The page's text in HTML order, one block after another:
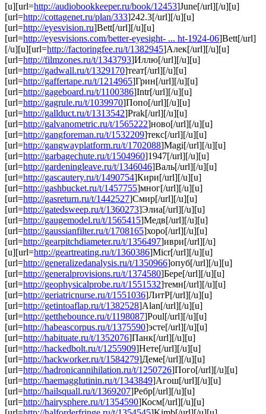
[u][url=http://audiobookkeeper.ru/book/12453]June[/url][/u][u]
[url=http://cottagenet.ru/plan/333]242.3[/url][/u][u]
[url=http://eyesvision.ru]Bett[/url][/u][u]
[url=http://eyesvisions.com/better-eyesight- ... ht-1924-06]Bett[/url]
[/u][u][url=http://factoringfee.ru/t/1382945]Алек[/url][/u][u]
[url=http://filmzones.ru/t/1343793]Иллю[/url][/u][u]
[url=http://gadwall.ru/t/1329170]теат[/url][/u][u]
[url=http://gaffertape.ru/t/1214965]Грин[/url][/u][u]
[url=http://gageboard.ru/t/1100386]Intr[/url][/u][u]
[url=http://gagrule.ru/t/1039970]Попо[/url][/u][u]
[url=http://gallduct.ru/t/1313542]Prak[/url][/u][u]
[url=http://galvanometric.ru/t/1565222]ново[/url][/u][u]
[url=http://gangforeman.ru/t/1532209]текс[/url][/u][u]
[url=http://gangwayplatform.ru/t/1702088]Magi[/url][/u][u]
[url=http://garbagechute.ru/t/1504960]1947[/url][/u][u]
[url=http://gardeningleave.ru/t/1346046]Валь[/url][/u][u]
[url=http://gascautery.ru/t/1490754]Кири[/url][/u][u]
[url=http://gashbucket.ru/t/1457755]мног[/url][/u][u]
[url=http://gasreturn.ru/t/1442527]Смир[/url][/u][u]
[url=http://gatedsweep.ru/t/1360273]Элиа[/url][/u][u]
[url=http://gaugemodel.ru/t/1565415]Медв[/url][/u][u]
[url=http://gaussianfilter.ru/t/1708165]хоро[/url][/u][u]
[url=http://gearpitchdiameter.ru/t/1356497]иври[/url][/u]
[u][url=http://geartreating.ru/t/1360386]Micr[/url][/u][u]
[url=http://generalizedanalysis.ru/t/1350966]опуб[/url][/u][u]
[url=http://generalprovisions.ru/t/1374580]Бере[/url][/u][u]
[url=http://geophysicalprobe.ru/t/1551532]темн[/url][/u][u]
[url=http://geriatricnurse.ru/t/1551036]ЛитР[/url][/u][u]
[url=http://getintoaflap.ru/t/1382528]Alan[/url][/u][u]
[url=http://getthebounce.ru/t/1198087]Poul[/url][/u][u]
[url=http://habeascorpus.ru/t/1375590]эсте[/url][/u][u]
[url=http://habituate.ru/t/1352076]Панк[/url][/u][u]
[url=http://hackedbolt.ru/t/1255909]Нете[/url][/u][u]
[url=http://hackworker.ru/t/1584279]Деме[/url][/u][u]
[url=http://hadronicannihilation.ru/t/1250726]Пого[/url][/u][u]
[url=http://haemagglutinin.ru/t/1343849]Агош[/url][/u][u]
[url=http://hailsquall.ru/t/1369207]Ребр[/url][/u][u]
[url=http://hairysphere.ru/t/1354590]Косм[/url][/u][u]